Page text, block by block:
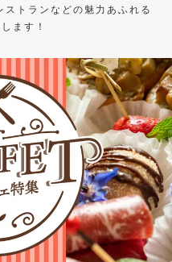
トランなどの魅力あふれる
ます！